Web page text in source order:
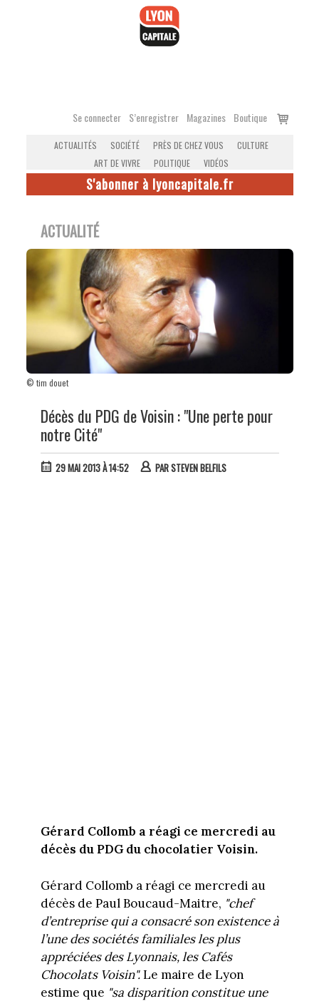
Se connecter S’enregistrer Magazines Boutique
Voir
ACTUALITÉS SOCIÉTÉ PRÈS DE CHEZ VOUS
CULTURE
ART DE VIVRE
POLITIQUE VIDÉOS
S'abonner à lyoncapitale.fr
ACTUALITÉ
© tim douet
Décès du PDG de Voisin : "Une perte pour
notre Cité"
29 MAI 2013 À 14:52 PARSTEVEN BELFILS
Gérard Collomb a réagi ce mercredi au
décès du PDG du chocolatier Voisin.
Gérard Collomb a réagi ce mercredi au
décès de Paul Boucaud-Maitre, "chef
d’entreprise qui a consacré son existence à
l’une des sociétés familiales les plus
appréciées des Lyonnais, les Cafés
Chocolats Voisin".Le maire de Lyon
estime que "sa disparition constitue une